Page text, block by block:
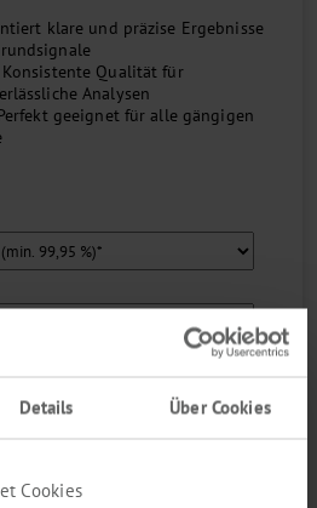
Details Über Cookies
Cookies
klare und präzise Ergebnisse
Qualität für
Analysen
geeignet für alle gängigen
den Warenkorb